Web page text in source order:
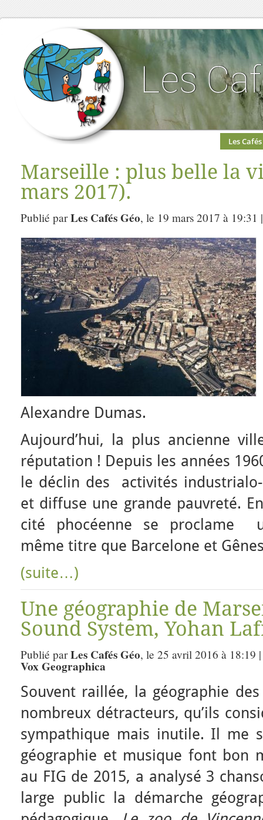
Les Cafés
Marseille : plus belle la
mars 2017).
Publié parLes Cafés Géo, le 19 mars 2017 à
Alexandre Dumas.
Aujourd’hui, la plus ancienne
réputation ! Depuis les années
le déclin des activités
et diffuse une grande pauvreté.
cité phocéenne se proclame
même titre que Barcelone et
(suite…)
Une géographie de
Sound System, Yohan
Publié parLes Cafés Géo, le 25 avril 2016 à 18:19
Vox Geographica
Souvent raillée, la géographie
nombreux détracteurs, qu’ils
sympathique mais inutile. Il me
géographie et musique font bon
au FIG de 2015, a analysé 3
large public la démarche